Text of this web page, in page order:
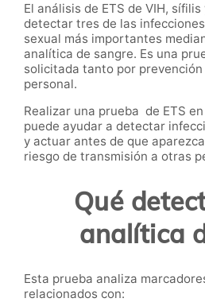
El análisis de ETS de VIH,
detectar tres de las
sexual más importantes
analítica de sangre. Es una
solicitada tanto por
personal.
Realizar una prueba de ETS
puede ayudar a detectar
y actuar antes de que
riesgo de transmisión a otras
Qué
analítica
Esta prueba analiza
relacionados con: